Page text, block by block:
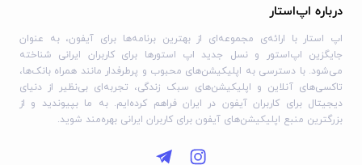
درباره اپ‌استار
اپ استار با ارائه‌ی مجموعه‌ای از بهترین برنامه‌ها برای آیفون، به عنوان
جایگزین اپ‌استور و نسل جدید اپ استورها برای کاربران ایرانی شناخته
می‌شود. با دسترسی به اپلیکیشن‌های محبوب و پرطرفدار مانند همراه بانک‌ها،
تاکسی‌های آنلاین و اپلیکیشن‌های سبک زندگی، تجربه‌ای بی‌نظیر از دنیای
دیجیتال برای کاربران آیفون در ایران فراهم کرده‌ایم. به ما بپیوندید و از
بزرگترین منبع اپلیکیشن‌های آیفون برای کاربران ایرانی بهره‌مند شوید.